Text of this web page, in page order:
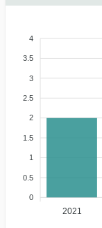
4
3.5
3
2.5
2
1.5
1
0.5
0
2021